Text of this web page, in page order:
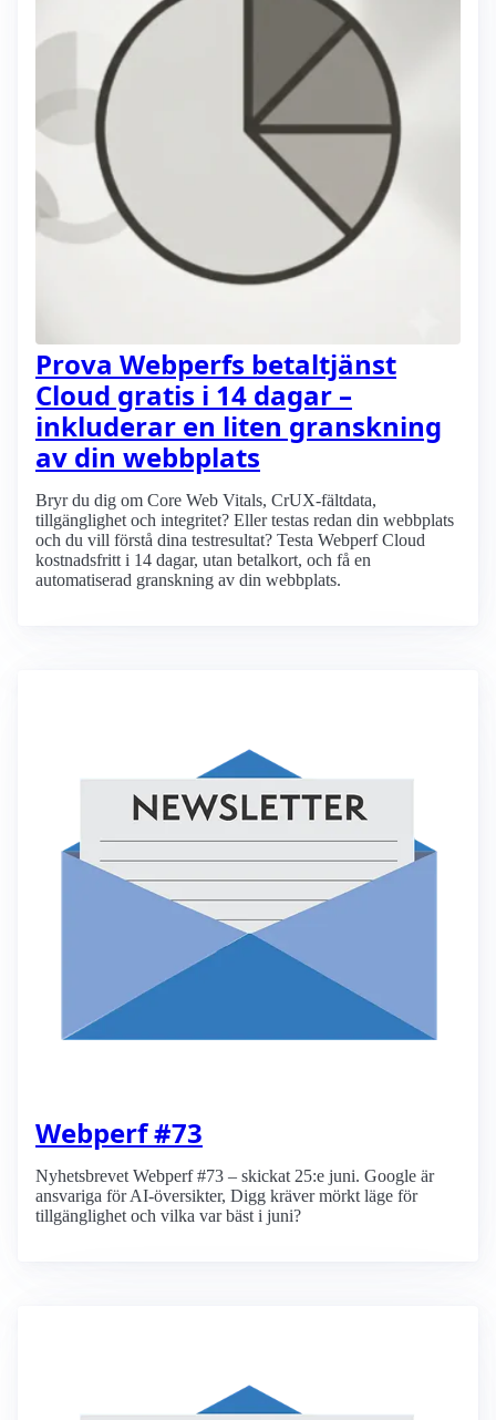
Prova Webperfs betaltjänst
Cloud gratis i 14 dagar –
inkluderar en liten granskning
av din webbplats
Bryr du dig om Core Web Vitals, CrUX-fältdata,
tillgänglighet och integritet? Eller testas redan din webbplats
och du vill förstå dina testresultat? Testa Webperf Cloud
kostnadsfritt i 14 dagar, utan betalkort, och få en
automatiserad granskning av din webbplats.
Webperf #73
Nyhetsbrevet Webperf #73 – skickat 25:e juni. Google är
ansvariga för AI-översikter, Digg kräver mörkt läge för
tillgänglighet och vilka var bäst i juni?